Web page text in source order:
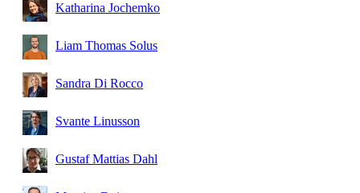
Katharina Jochemko
Liam Thomas Solus
Sandra Di Rocco
Svante Linusson
Gustaf Mattias Dahl